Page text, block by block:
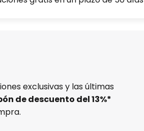
exclusivas y las últimas
de descuento del13%*